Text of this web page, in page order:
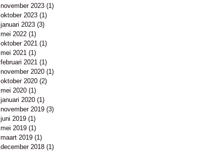
november 2023 (1)
oktober 2023 (1)
januari 2023 (3)
mei 2022 (1)
oktober 2021 (1)
mei 2021 (1)
februari 2021 (1)
november 2020 (1)
oktober 2020 (2)
mei 2020 (1)
januari 2020 (1)
november 2019 (3)
juni 2019 (1)
mei 2019 (1)
maart 2019 (1)
december 2018 (1)